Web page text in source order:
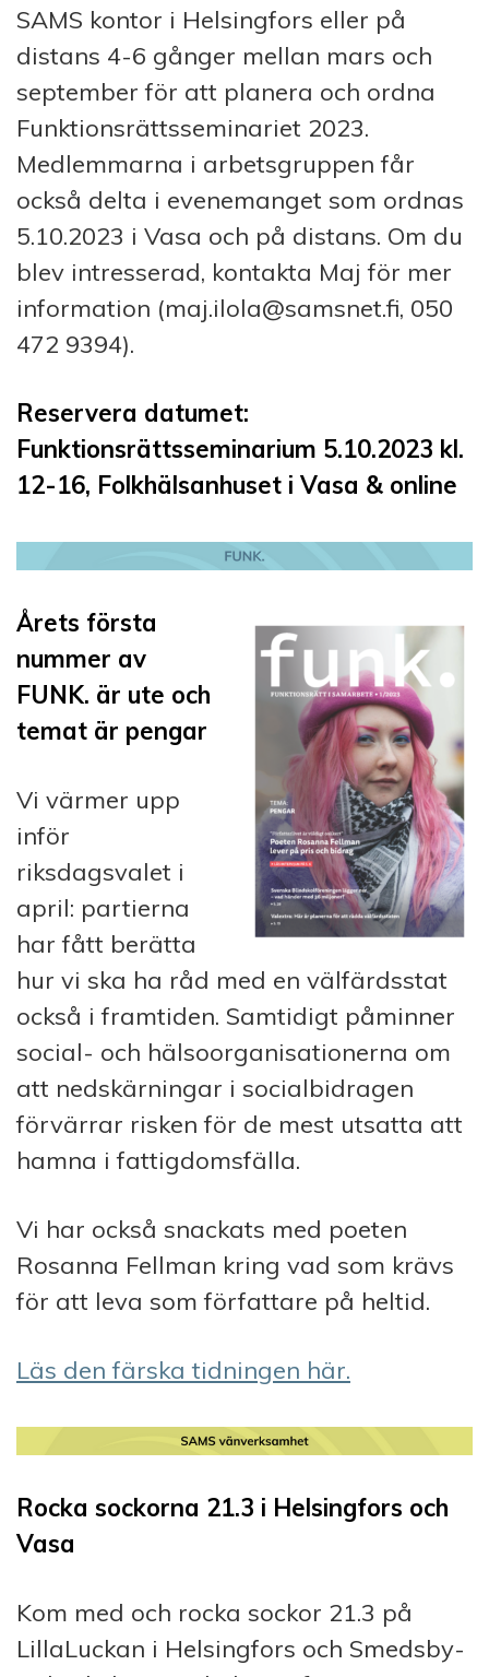
SAMS kontor i Helsingfors eller på
distans 4-6 gånger mellan mars och
september för att planera och ordna
Funktionsrättsseminariet 2023.
Medlemmarna i arbetsgruppen får
också delta i evenemanget som ordnas
5.10.2023 i Vasa och på distans. Om du
blev intresserad, kontakta Maj för mer
information (maj.ilola@samsnet.fi, 050
472 9394).
Reservera datumet:
Funktionsrättsseminarium 5.10.2023 kl.
12-16, Folkhälsanhuset i Vasa & online
Årets första
nummer av
FUNK. är ute och
temat är pengar
Vi värmer upp
inför
riksdagsvalet i
april: partierna
har fått berätta
hur vi ska ha råd med en välfärdsstat
också i framtiden. Samtidigt påminner
social- och hälsoorganisationerna om
att nedskärningar i socialbidragen
förvärrar risken för de mest utsatta att
hamna i fattigdomsfälla.
Vi har också snackats med poeten
Rosanna Fellman kring vad som krävs
för att leva som författare på heltid.
Läs den färska tidningen här.
Rocka sockorna 21.3 i Helsingfors och
Vasa
Kom med och rocka sockor 21.3 på
LillaLuckan i Helsingfors och Smedsby-